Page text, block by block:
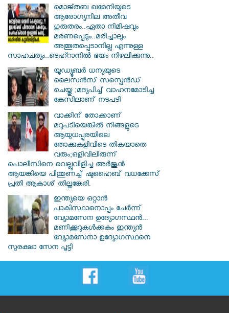
മൊജ്തബ ഖമേനിയുടെ
ആരോഗ്യനില അതീവ
ഗുരുതരം..ഏതാ നിമിഷവും
മരണപ്പെടും..മരിച്ചാലും
അത്ഭുതപ്പെടാനില്ല എന്നുള്ള
സാഹചര്യം..ടെഹ്റാനിൽ ഭയം നിഴലിക്കുന്നു..
യൂഡ്യൂബർ ധന്യയുടെ
ലൈസൻസ് സസ്പെൻഡ്
ചെയ്തു ;മദ്യപിച്ച് വാഹനമോടിച്ച
കേസിലാണ് നടപടി
വാക്കിന് തോക്കാണ്
മറുപടിയെങ്കിൽ നിങ്ങളുടെ
ആയുധപ്പുരയിലെ
തോക്കുകളിവിടെ തികയാതെ
വരും;ഒളിവിലിരുന്ന്
പൊലീസിനെ വെല്ലുവിളിച്ച അർജുൻ
ആയങ്കിയെ പിന്തുണച്ച് ഷുഹൈബ് വധക്കേസ്
പ്രതി ആകാശ് തില്ലങ്കേരി.
ഇന്ത്യയെ ഒറ്റാൻ
പാകിസ്ഥാനൊപ്പം ചേർന്ന്
വ്യോമസേന ഉദ്യോ​ഗസ്ഥൻ...
മണിക്കൂറുകൾക്കകം ഇന്ത്യൻ
വ്യോമസേനാ ഉദ്യോഗസ്ഥനെ
സുരക്ഷാ സേന പൂട്ടി